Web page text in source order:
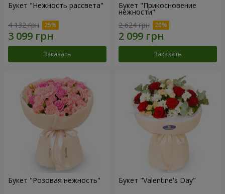
Букет "Нежность рассвета"
4 132 грн
Заказать
Букет "Прикосновение
нежности"
2 624 грн
Заказать
Букет "Розовая нежность" Букет "Valentine's Day"